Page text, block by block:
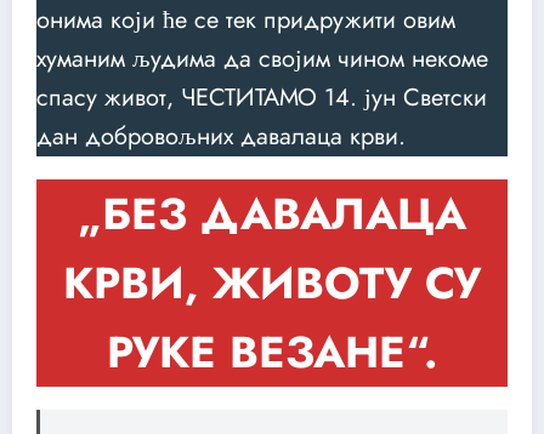
онима који ће се тек придружити овим
хуманим људима да својим чином некоме
спасу живот, ЧЕСТИТАМО 14. јун Светски
дан добровољних давалаца крви.
„БЕЗ ДАВАЛАЦА
КРВИ, ЖИВОТУ СУ
РУКЕ ВЕЗАНЕ“.